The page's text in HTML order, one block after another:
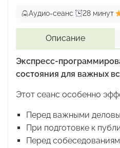
Аудио-сеанс 28 минут
Описание
Экспресс-
состояния для важных
Этот сеанс особенно
Перед важными
При подготовке к
Перед